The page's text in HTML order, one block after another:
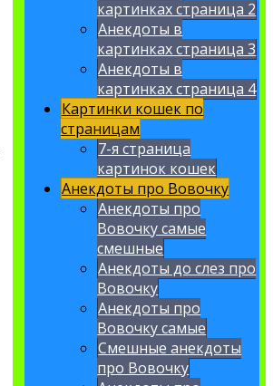
картинках страница 2
Анекдоты в
картинках страница 3
Анекдоты в
картинках страница 4
Картинки кошек по
страницам
7-я страница
картинок кошек
Анекдоты про Вовочку
Анекдоты про
Вовочку самые
смешные
Анекдоты до слез про
Вовочку
Анекдоты про
Вовочку самые
Смешные анекдоты
про Вовочку